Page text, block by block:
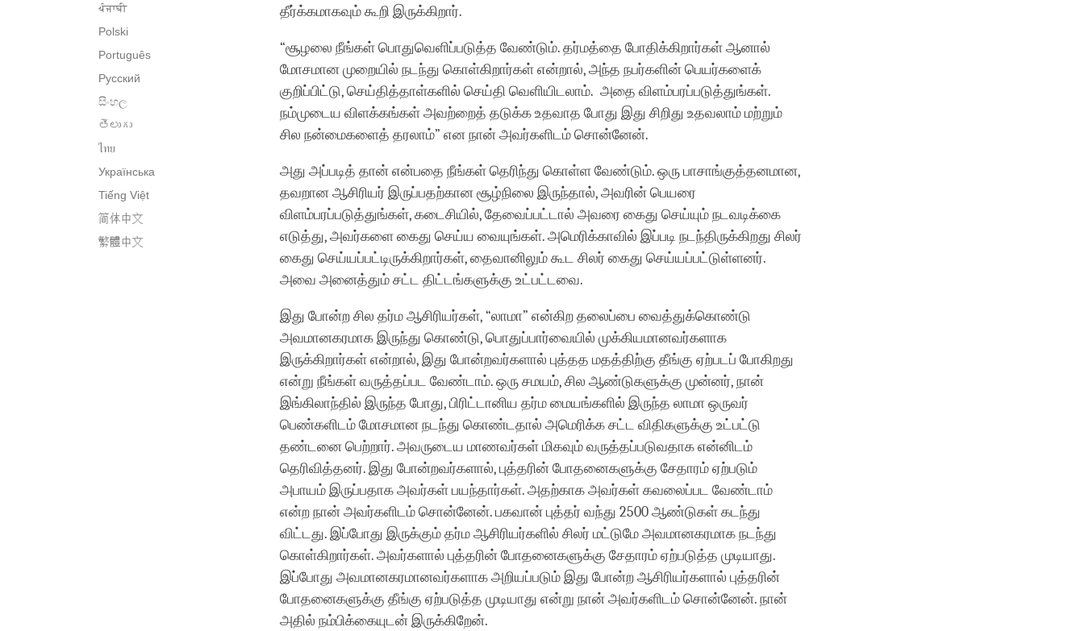
ਪੰਜਾਬੀ
Polski
Português
Русский
සිංහල
తెలుగు
ไทย
Українська
Tiếng Việt
简体中文
繁體中文
தீர்க்கமாகவும் கூறி இருக்கிறார்.
“சூழலை நீங்கள் பொதுவெளிப்படுத்த வேண்டும். தர்மத்தை போதிக்கிறார்கள் ஆனால்
மோசமான முறையில் நடந்து கொள்கிறார்கள் என்றால், அந்த நபர்களின் பெயர்களைக்
குறிப்பிட்டு, செய்தித்தாள்களில் செய்தி வெளியிடலாம். அதை விளம்பரப்படுத்துங்கள்.
நம்முடைய விளக்கங்கள் அவற்றைத் தடுக்க உதவாத போது இது சிறிது உதவலாம் மற்றும்
சில நன்மைகளைத் தரலாம்” என நான் அவர்களிடம் சொன்னேன்.
அது அப்படித் தான் என்பதை நீங்கள் தெரிந்து கொள்ள வேண்டும். ஒரு பாசாங்குத்தனமான,
தவறான ஆசிரியர் இருப்பதற்கான சூழ்நிலை இருந்தால், அவரின் பெயரை
விளம்பரப்படுத்துங்கள், கடைசியில், தேவைப்பட்டால் அவரை கைது செய்யும் நடவடிக்கை
எடுத்து, அவர்களை கைது செய்ய வையுங்கள். அமெரிக்காவில் இப்படி நடந்திருக்கிறது சிலர்
கைது செய்யப்பட்டிருக்கிறார்கள், தைவானிலும் கூட சிலர் கைது செய்யப்பட்டுள்ளனர்.
அவை அனைத்தும் சட்ட திட்டங்களுக்கு உட்பட்டவை.
இது போன்ற சில தர்ம ஆசிரியர்கள், “லாமா” என்கிற தலைப்பை வைத்துக்கொண்டு
அவமானகரமாக இருந்து கொண்டு, பொதுப்பார்வையில் முக்கியமானவர்களாக
இருக்கிறார்கள் என்றால், இது போன்றவர்களால் புத்தத மதத்திற்கு தீங்கு ஏற்படப் போகிறது
என்று நீங்கள் வருத்தப்பட வேண்டாம். ஒரு சமயம், சில ஆண்டுகளுக்கு முன்னர், நான்
இங்கிலாந்தில் இருந்த போது, பிரிட்டானிய தர்ம மையங்களில் இருந்த லாமா ஒருவர்
பெண்களிடம் மோசமான நடந்து கொண்டதால் அமெரிக்க சட்ட விதிகளுக்கு உட்பட்டு
தண்டனை பெற்றார். அவருடைய மாணவர்கள் மிகவும் வருத்தப்படுவதாக என்னிடம்
தெரிவித்தனர். இது போன்றவர்களால், புத்தரின் போதனைகளுக்கு சேதாரம் ஏற்படும்
அபாயம் இருப்பதாக அவர்கள் பயந்தார்கள். அதற்காக அவர்கள் கவலைப்பட வேண்டாம்
என்ற நான் அவர்களிடம் சொன்னேன். பகவான் புத்தர் வந்து 2500 ஆண்டுகள் கடந்து
விட்டது. இப்போது இருக்கும் தர்ம ஆசிரியர்களில் சிலர் மட்டுமே அவமானகரமாக நடந்து
கொள்கிறார்கள். அவர்களால் புத்தரின் போதனைகளுக்கு சேதாரம் ஏற்படுத்த முடியாது.
இப்போது அவமானகரமானவர்களாக அறியப்படும் இது போன்ற ஆசிரியர்களால் புத்தரின்
போதனைகளுக்கு தீங்கு ஏற்படுத்த முடியாது என்று நான் அவர்களிடம் சொன்னேன். நான்
அதில் நம்பிக்கையுடன் இருக்கிறேன்.